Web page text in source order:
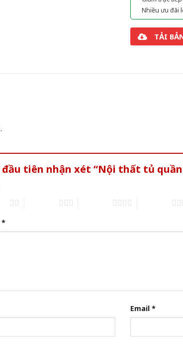
Nhiều ưu đãi
TẢI
tiên nhận xét “Nội thất tủ quần
*
Email *